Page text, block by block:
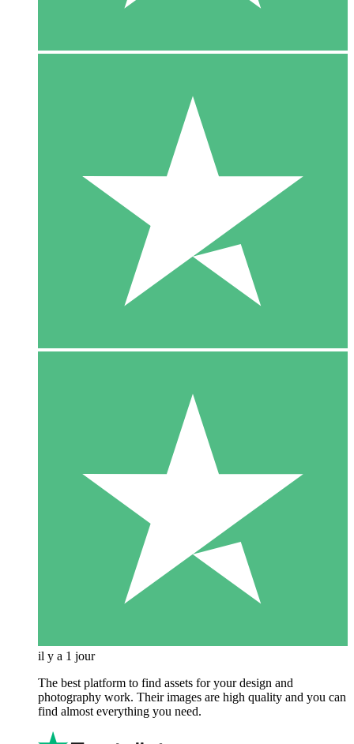
il y a 1 jour
The best platform to find assets for your design and
photography work. Their images are high quality and you can
find almost everything you need.